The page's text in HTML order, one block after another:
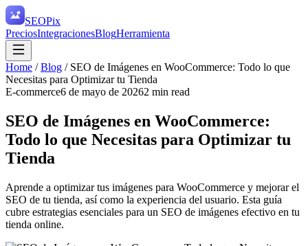
SEOPix
PreciosIntegracionesBlogHerramienta
Home /Blog / SEO de Imágenes en WooCommerce: Todo lo que
Necesitas para Optimizar tu Tienda
E-commerce6 de mayo de 20262 min read
SEO de Imágenes en WooCommerce:
Todo lo que Necesitas para Optimizar tu
Tienda
Aprende a optimizar tus imágenes para WooCommerce y mejorar el
SEO de tu tienda, así como la experiencia del usuario. Esta guía
cubre estrategias esenciales para un SEO de imágenes efectivo en tu
tienda online.